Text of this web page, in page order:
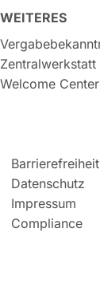
WEITERES
Zentralwerkstatt
Welcome Center
Barrierefreiheit
Datenschutz
Impressum
Compliance